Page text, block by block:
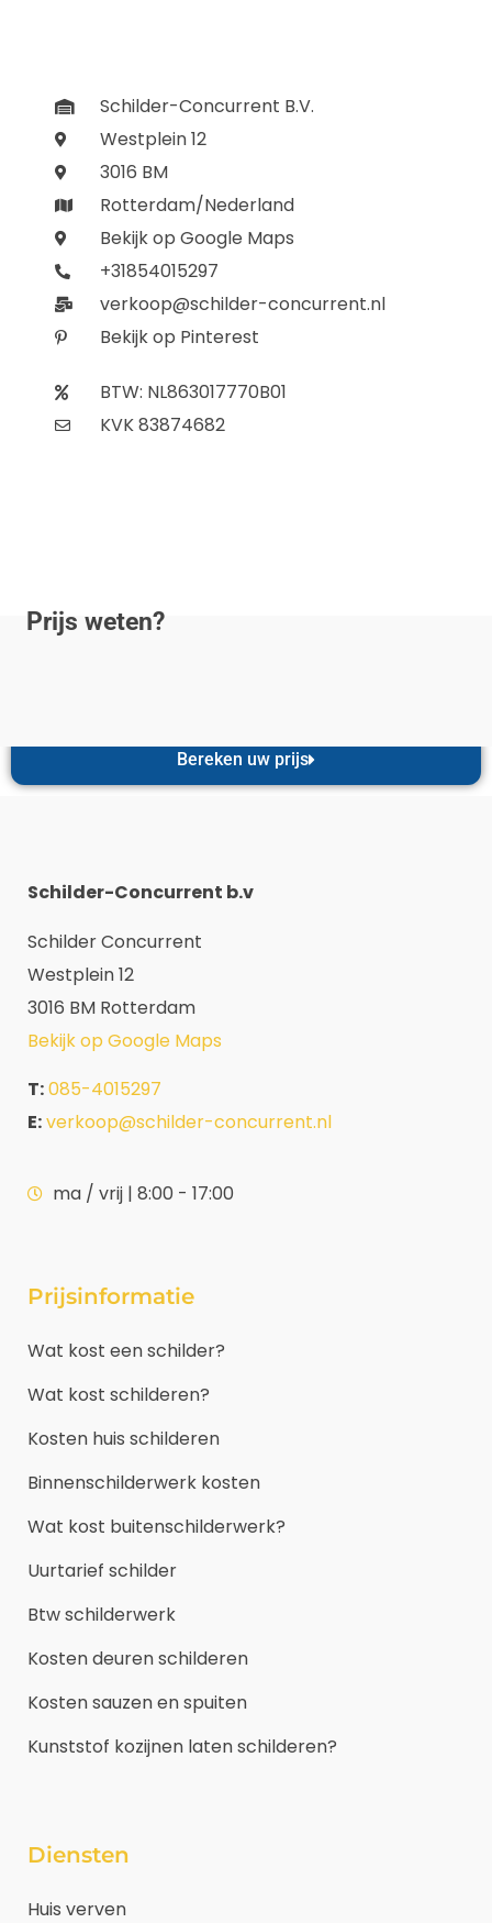
Schilder-Concurrent B.V.
Westplein 12
3016 BM
Rotterdam/Nederland
Bekijk op Google Maps
+31854015297
verkoop@schilder-concurrent.nl
Bekijk op Pinterest
BTW: NL863017770B01
KVK 83874682
Prijs weten?
Bereken uw prijs
Schilder-Concurrent b.v
Schilder Concurrent
Westplein 12
3016 BM Rotterdam
Bekijk op Google Maps
T:085-4015297
E:verkoop@schilder-concurrent.nl
ma / vrij | 8:00 - 17:00
Prijsinformatie
Wat kost een schilder?
Wat kost schilderen?
Kosten huis schilderen
Binnenschilderwerk kosten
Wat kost buitenschilderwerk?
Uurtarief schilder
Btw schilderwerk
Kosten deuren schilderen
Kosten sauzen en spuiten
Kunststof kozijnen laten schilderen?
Diensten
Huis verven